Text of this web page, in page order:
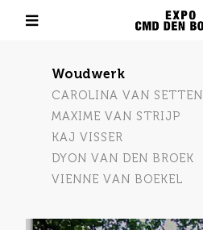
Woudwerk
CAROLINA VAN SETTEN
MAXIME VAN STRIJP
KAJ VISSER
DYON VAN DEN BROEK
VIENNE VAN BOEKEL